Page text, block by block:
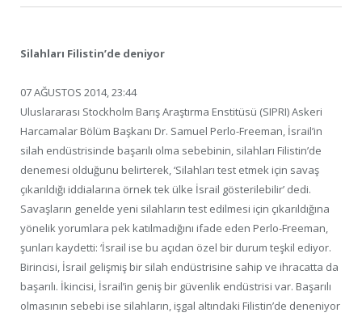
Silahları Filistin’de deniyor
07 AĞUSTOS 2014, 23:44
Uluslararası Stockholm Barış Araştırma Enstitüsü (SIPRI) Askeri
Harcamalar Bölüm Başkanı Dr. Samuel Perlo-Freeman, İsrail’in
silah endüstrisinde başarılı olma sebebinin, silahları Filistin’de
denemesi olduğunu belirterek, ‘Silahları test etmek için savaş
çıkarıldığı iddialarına örnek tek ülke İsrail gösterilebilir’ dedi.
Savaşların genelde yeni silahların test edilmesi için çıkarıldığına
yönelik yorumlara pek katılmadığını ifade eden Perlo-Freeman,
şunları kaydetti: ‘İsrail ise bu açıdan özel bir durum teşkil ediyor.
Birincisi, İsrail gelişmiş bir silah endüstrisine sahip ve ihracatta da
başarılı. İkincisi, İsrail’in geniş bir güvenlik endüstrisi var. Başarılı
olmasının sebebi ise silahların, işgal altındaki Filistin’de deneniyor